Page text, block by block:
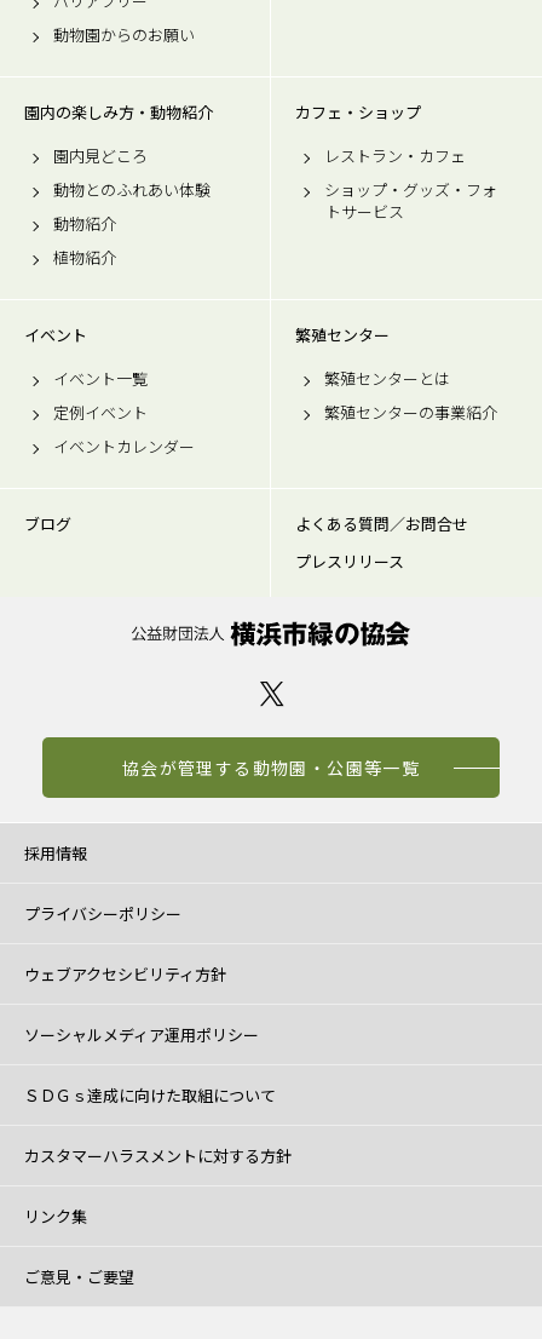
動物園からのお願い
園内の楽しみ方・動物紹介
園内見どころ
動物とのふれあい体験
動物紹介
植物紹介
カフェ・ショップ
レストラン・カフェ
ショップ・グッズ・フォ
トサービス
イベント
イベント一覧
定例イベント
イベントカレンダー
繁殖センター
繁殖センターとは
繁殖センターの事業紹介
ブログ
よくある質問／お問合せ
プレスリリース
協会が管理する動物園・公園等一覧
採用情報
プライバシーポリシー
ウェブアクセシビリティ方針
ソーシャルメディア運用ポリシー
ＳＤＧｓ達成に向けた取組について
カスタマーハラスメントに対する方針
リンク集
ご意見・ご要望